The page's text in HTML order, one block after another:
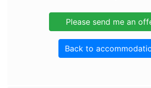
Back to